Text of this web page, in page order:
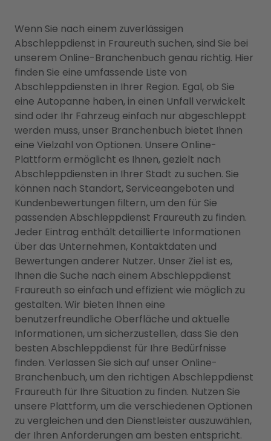
Wenn Sie nach einem zuverlässigen
Abschleppdienst in Fraureuth suchen, sind Sie bei
unserem Online-Branchenbuch genau richtig. Hier
finden Sie eine umfassende Liste von
Abschleppdiensten in Ihrer Region. Egal, ob Sie
eine Autopanne haben, in einen Unfall verwickelt
sind oder Ihr Fahrzeug einfach nur abgeschleppt
werden muss, unser Branchenbuch bietet Ihnen
eine Vielzahl von Optionen. Unsere Online-
Plattform ermöglicht es Ihnen, gezielt nach
Abschleppdiensten in Ihrer Stadt zu suchen. Sie
können nach Standort, Serviceangeboten und
Kundenbewertungen filtern, um den für Sie
passenden Abschleppdienst Fraureuth zu finden.
Jeder Eintrag enthält detaillierte Informationen
über das Unternehmen, Kontaktdaten und
Bewertungen anderer Nutzer. Unser Ziel ist es,
Ihnen die Suche nach einem Abschleppdienst
Fraureuth so einfach und effizient wie möglich zu
gestalten. Wir bieten Ihnen eine
benutzerfreundliche Oberfläche und aktuelle
Informationen, um sicherzustellen, dass Sie den
besten Abschleppdienst für Ihre Bedürfnisse
finden. Verlassen Sie sich auf unser Online-
Branchenbuch, um den richtigen Abschleppdienst
Fraureuth für Ihre Situation zu finden. Nutzen Sie
unsere Plattform, um die verschiedenen Optionen
zu vergleichen und den Dienstleister auszuwählen,
der Ihren Anforderungen am besten entspricht.